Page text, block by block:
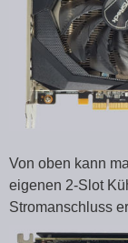
Von oben kann
eigenen 2-Slot
Stromanschluss